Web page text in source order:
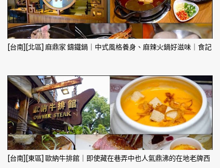
[台南][北區] 麻鼎家 鑄鐵鍋｜中式風格養身、麻辣火鍋好滋味｜食記
[台南][東區] 歐納牛排館｜即使藏在巷弄中也人氣鼎沸的在地老牌西